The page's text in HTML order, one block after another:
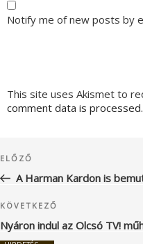
Notify me of new posts by
This site uses Akismet to
comment data is processed.
navigáció
Korábbi
bejegyzés
ELŐZŐ
A Harman Kardon is
Következő
bejegyzés
KÖVETKEZŐ
Nyáron indul az Olcsó TV!